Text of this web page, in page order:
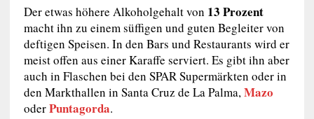
Der etwas höhere Alkoholgehalt von 13 Prozent
macht ihn zu einem süffigen und guten Begleiter von
deftigen Speisen. In den Bars und Restaurants wird er
meist offen aus einer Karaffe serviert. Es gibt ihn aber
auch in Flaschen bei den SPAR Supermärkten oder in
den Markthallen in Santa Cruz de La Palma,Mazo
oderPuntagorda.